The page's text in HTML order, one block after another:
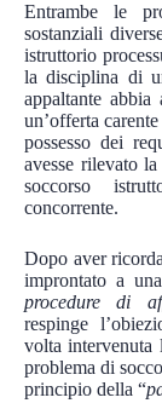
Entrambe le
sostanziali
istruttorio
la disciplina di
appaltante abbia
un’offerta
possesso dei
avesse rilevato
soccorso
concorrente.
Dopo aver
improntato a
procedure di
respinge
volta intervenuta
problema di
principio della “